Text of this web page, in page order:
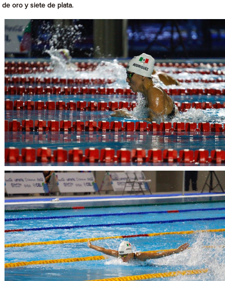
de oro y siete de plata.